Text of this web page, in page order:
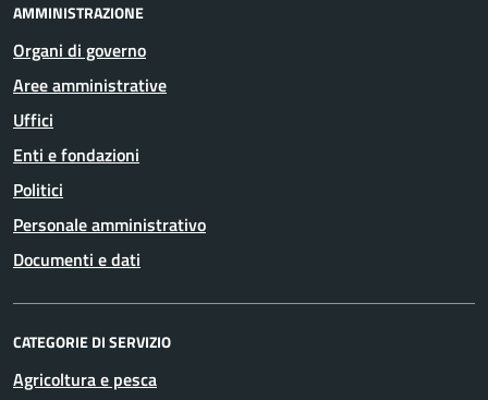
AMMINISTRAZIONE
Organi di governo
Aree amministrative
Uffici
Enti e fondazioni
Politici
Personale amministrativo
Documenti e dati
CATEGORIE DI SERVIZIO
Agricoltura e pesca